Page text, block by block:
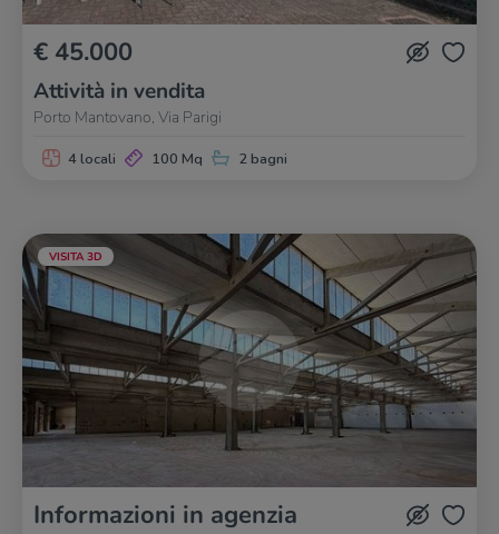
€ 45.000
Attività in vendita
Porto Mantovano, Via Parigi
4 locali 100 Mq 2 bagni
VISITA 3D
Informazioni in agenzia